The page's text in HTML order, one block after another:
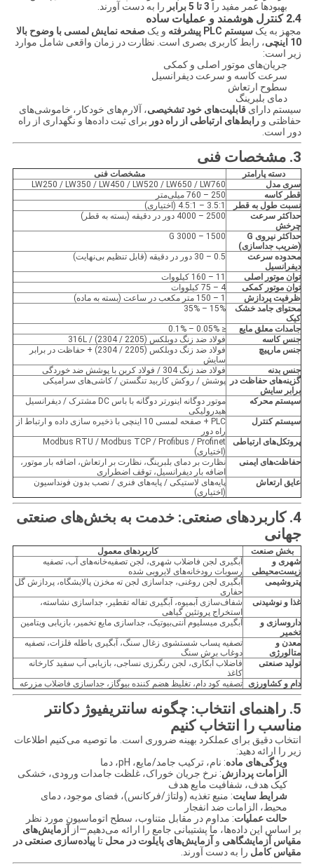
بهبودها عمر مفید را 3 تا 5 برابر را به دست آورند.
2.4 کنترل هوشمند و عملیات ساده
مجهز به یک سیستم PLC پیشرفته و یک صفحه نمایش لمسی با وضوح بالا
10 اینچی
، رابط کاربری بصری است. نظارت در زمان واقعی شامل موارد
زیر است:
جریان‌های موتور اصلی و کمکی
سرعت کاسه و سرعت دیفرانسیل
سطوح ارتعاش
دمای بلبرینگ
سیستم دارای قابلیت‌های خود تشخیصی، آلارم‌های خودکار، خاموشی‌های
حفاظتی و رابط‌های ارتباطی از راه دور برای ثبت داده‌ها و نگهداری از راه
دور است.
3. مشخصات فنی
دسته پارامتر
مشخصات فنی
سری مدل
LW250 / LW350 / LW450 / LW520 / LW650 / LW760
قطر کاسه
250 – 760 میلی‌متر
نسبت طول به قطر
3.5:1 – 4.5:1 (اختیاری)
حداکثر سرعت
چرخش
2500 – 4000 دور در دقیقه (بسته به قطر)
حداکثر نیروی G
(ضریب جداسازی)
1500 – 3000 G
محدوده سرعت
دیفرانسیل
0.5 – 30 دور در دقیقه (قابل تنظیم بی‌نهایت)
توان موتور اصلی
11 – 160 کیلووات
توان موتور کمکی
4 – 75 کیلووات
ظرفیت پردازش
1 – 150 متر مکعب در ساعت (بسته به ماده)
محتوای جامد خشک
کیک
15% – 35%
جامدات معلق مایع
≤ 0.05% – 0.1%
جنس کاسه
فولاد ضد زنگ دوبلکس (2205 / 2304) / 316L
جنس مارپیچ
فولاد ضد زنگ دوبلکس (2205 / 2304) + حفاظت در برابر
سایش
جنس بدنه
فولاد ضد زنگ 304 / فولاد کربن با پوشش ضد خوردگی
گزینه‌های حفاظت در
برابر سایش
پوشش / روکش کاربید تنگستن / کاشی‌های سرامیکی
سیستم محرکه
موتور دوگانه اینورتر دوگانه با باس DC مشترک / دیفرانسیل
هیدرولیکی
سیستم کنترل
PLC + صفحه لمسی 10 اینچی با ذخیره سازی داده و ارتباط از
راه دور
پروتکل‌های ارتباطی
Modbus RTU / Modbus TCP / Profibus / Profinet
(اختیاری)
حفاظت‌های ایمنی
نظارت بر دمای بلبرینگ، نظارت بر ارتعاش، اضافه بار موتور،
اضافه بار دیفرانسیل، توقف اضطراری
عایق ارتعاش
پایه‌های لاستیکی / پایه‌های فنری / نصب بدون فونداسیون
(اختیاری)
4. کاربردهای صنعتی: خدمت به بخش‌های صنعتی
جهانی
بخش صنعت
کاربردهای معمول
شهری و
زیست‌محیطی
آبگیری لجن فاضلاب شهری، لجن تصفیه‌خانه‌های آب، تصفیه
رسوبات رودخانه‌های لایروبی شده
پتروشیمی
آبگیری لجن روغنی، جداسازی لجن ته مخزن پالایشگاه، پردازش گل
حفاری
غذا و نوشیدنی
شفاف‌سازی آبمیوه، آبگیری تفاله تقطیر، جداسازی نشاسته،
استخراج پروتئین گیاهی
داروسازی و
تخمیر
آبگیری میسلیوم آنتی‌بیوتیک، جداسازی مایع تخمیر، بازیابی ویتامین
معدن و
متالورژی
تصفیه پساب شستشوی زغال سنگ، آبگیری باطله فلزات، تصفیه
دوغاب برش سنگ
تولید صنعتی
فاضلاب آبکاری، لجن رنگرزی نساجی، بازیابی آب سفید کارخانه
کاغذ
دام و کشاورزی تصفیه کود دام، تغلیظ هضم کننده بیوگاز، جداسازی فاضلاب مزرعه
5. راهنمای انتخاب: چگونه سانتریفیوژ دکانتر
مناسب را انتخاب کنیم
انتخاب دقیق برای عملکرد بهینه ضروری است. ما توصیه می‌کنیم اطلاعات
زیر را ارائه دهید:
ویژگی‌های ماده: نام، ترکیب جامد/مایع، pH، دما
الزامات پردازش: نرخ جریان خوراک، غلظت جامدات ورودی، خشکی
کیک هدف، شفافیت مایع هدف
شرایط سایت: منبع تغذیه (ولتاژ/فرکانس)، فضای موجود، دمای
محیط، الزامات ضد انفجار
حالت عملیات: مداوم در مقابل متناوب، سطح اتوماسیون مورد نظر
بر اساس این داده‌ها، ما پشتیبانی جامع را ارائه می‌دهیم—از
آزمایش‌های
مقیاس آزمایشگاهی و آزمایش‌های پایلوت در محل تا پیاده‌سازی صنعتی در
مقیاس کامل را به دست آورند.